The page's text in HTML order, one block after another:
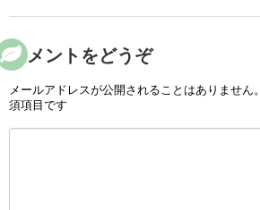
コメントをどうぞ
メールアドレスが公開されることはありません。
須項目です